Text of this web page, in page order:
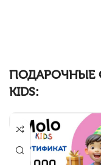
ПОДАРОЧНЫЕ
KIDS: